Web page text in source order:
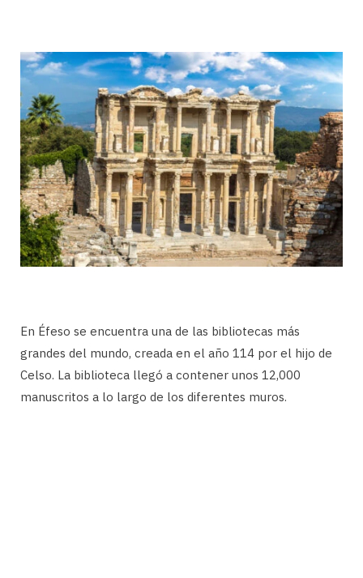
En Éfeso se encuentra una de las bibliotecas más
grandes del mundo, creada en el año 114 por el hijo de
Celso. La biblioteca llegó a contener unos 12,000
manuscritos a lo largo de los diferentes muros.